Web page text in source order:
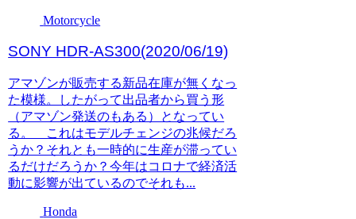
Motorcycle
SONY HDR-AS300(2020/06/19)
アマゾンが販売する新品在庫が無くなっ
た模様。したがって出品者から買う形
（アマゾン発送のもある）となってい
る。 これはモデルチェンジの兆候だろ
うか？それとも一時的に生産が滞ってい
るだけだろうか？今年はコロナで経済活
動に影響が出ているのでそれも...
Honda